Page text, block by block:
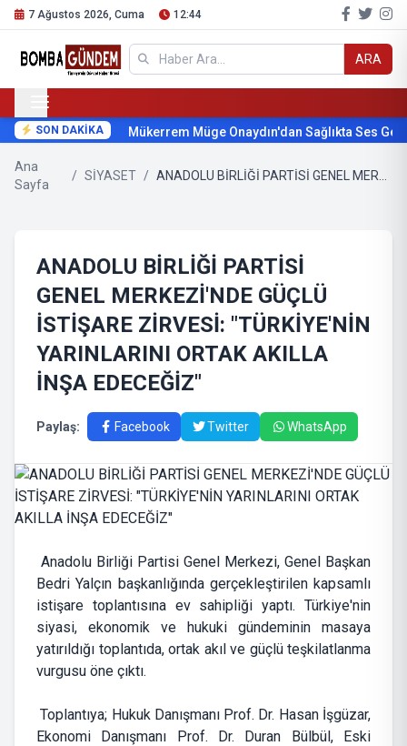
7 Ağustos 2026, Cuma 12:44
ARA
SON DAKİKA Mükerrem Müge Onaydın'dan Sağlıkta Ses
Ana
Sayfa
/ SİYASET /
ANADOLU BİRLİĞİ PARTİSİ
GENEL MERKEZİ'NDE GÜÇLÜ
İSTİŞARE ZİRVESİ: "TÜRKİYE'NİN
YARINLARINI ORTAK AKILLA
İNŞA EDECEĞİZ"
Paylaş: Facebook Twitter WhatsApp
Anadolu Birliği Partisi Genel Merkezi, Genel Başkan
Bedri Yalçın başkanlığında gerçekleştirilen kapsamlı
istişare toplantısına ev sahipliği yaptı. Türkiye'nin
siyasi, ekonomik ve hukuki gündeminin masaya
yatırıldığı toplantıda, ortak akıl ve güçlü teşkilatlanma
vurgusu öne çıktı.
Toplantıya; Hukuk Danışmanı Prof. Dr. Hasan İşgüzar,
Ekonomi Danışmanı Prof. Dr. Duran Bülbül, Eski